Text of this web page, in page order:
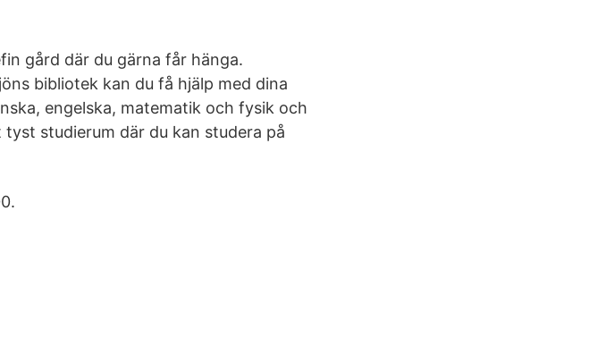
gård där du gärna får hänga.
bibliotek kan du få hjälp med dina
engelska, matematik och fysik och
studierum där du kan studera på